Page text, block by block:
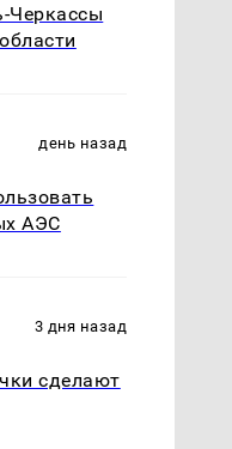
Черкассы
день назад
АЭС
3 дня назад
сделают